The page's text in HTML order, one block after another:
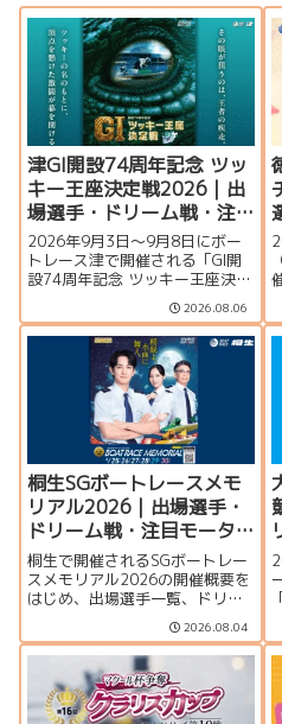
津GI開設74周年記念 ツッ
キー王座決定戦2026｜出
場選手・ドリーム戦・注
目モーター・イベント情
報まとめ
2026年9月3日〜9月8日にボー
トレース津で開催される「GI開
設74周年記念 ツッキー王座決定
戦」の特集ページです。出場選
手一覧、シリーズ展望、ドリー
ム戦、注目モーター、水面特
徴、イベント情報まで詳しく紹
2026.08.06
桐生SGボートレースメモ
リアル2026｜出場選手・
ドリーム戦・注目モータ
ー・イベント情報まとめ
桐生で開催されるSGボートレー
スメモリアル2026の開催概要を
はじめ、出場選手一覧、ドリー
ム戦、注目モーター、水面特
徴、イベント情報を詳しく紹
介。峰竜太、毒島誠、定松勇樹
らトップレーサーが集結する真
夏のSGの見どころを徹底解説し
ます。
2026.08.04